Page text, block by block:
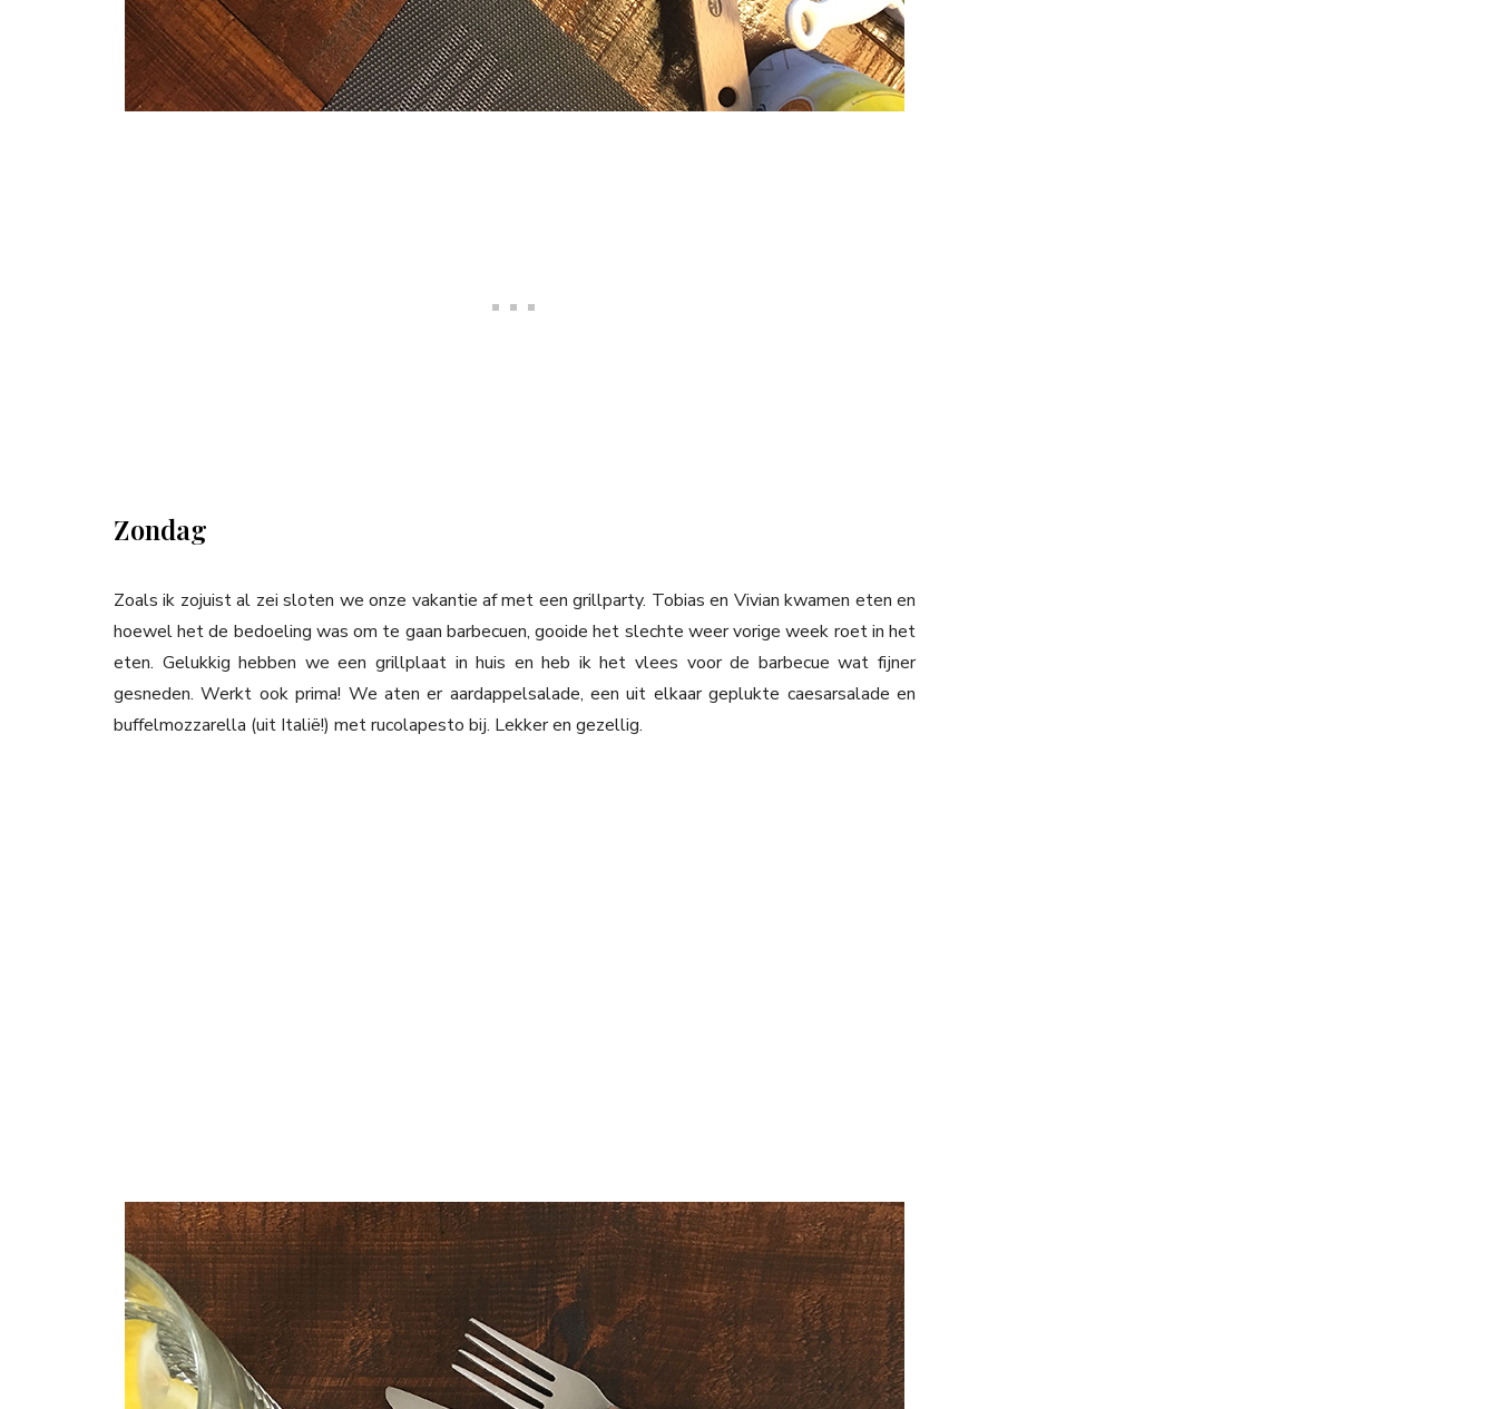
Zondag
Zoals ik zojuist al zei sloten we onze vakantie af met een grillparty. Tobias en Vivian kwamen eten en
hoewel het de bedoeling was om te gaan barbecuen, gooide het slechte weer vorige week roet in het
eten. Gelukkig hebben we een grillplaat in huis en heb ik het vlees voor de barbecue wat fijner
gesneden. Werkt ook prima! We aten er aardappelsalade, een uit elkaar geplukte caesarsalade en
buffelmozzarella (uit Italië!) met rucolapesto bij. Lekker en gezellig.